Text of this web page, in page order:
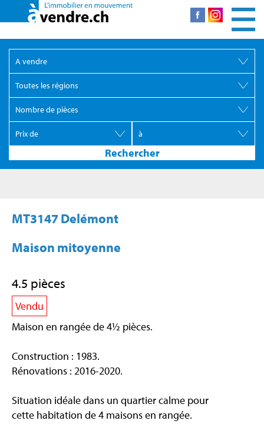
MT3147 Delémont
Maison mitoyenne
4.5 pièces
Vendu
Maison en rangée de 4½ pièces.
Construction : 1983.
Rénovations : 2016-2020.
Situation idéale dans un quartier calme pour
cette habitation de 4 maisons en rangée.